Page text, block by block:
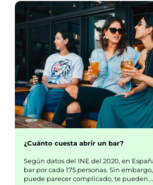
¿Cuánto cuesta abrir un bar?
Según datos del INE del 2020, en
bar por cada 175 personas. Sin
puede parecer complicado, te